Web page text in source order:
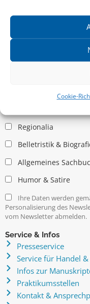
Cookie-
News zu aktuellen
Verlag – jederzeit
Kritische Theorie /
Regionalia
Belletristik &
Allgemeines
Humor & Satire
Ihre Daten werden
Personalisierung des
vom Newsletter abmelden.
Service & Infos
Presseservice
Service für Handel
Infos zur
Praktikumsstellen
Kontakt &